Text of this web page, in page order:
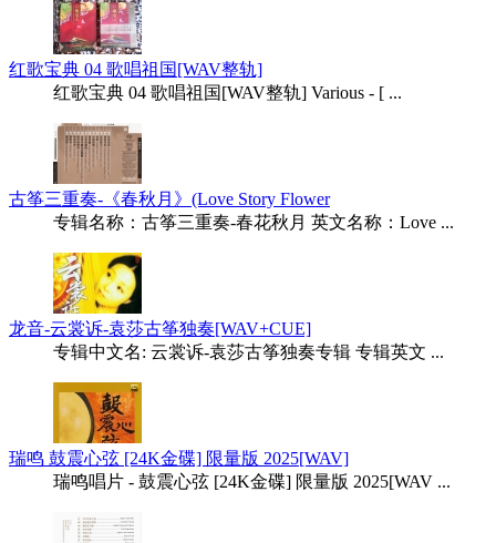
红歌宝典 04 歌唱祖国[WAV整轨]
红歌宝典 04 歌唱祖国[WAV整轨] Various - [ ...
古筝三重奏-《春秋月》(Love Story Flower
专辑名称：古筝三重奏-春花秋月 英文名称：Love ...
龙音-云裳诉-袁莎古筝独奏[WAV+CUE]
专辑中文名: 云裳诉-袁莎古筝独奏专辑 专辑英文 ...
瑞鸣 鼓震心弦 [24K金碟] 限量版 2025[WAV]
瑞鸣唱片 - 鼓震心弦 [24K金碟] 限量版 2025[WAV ...